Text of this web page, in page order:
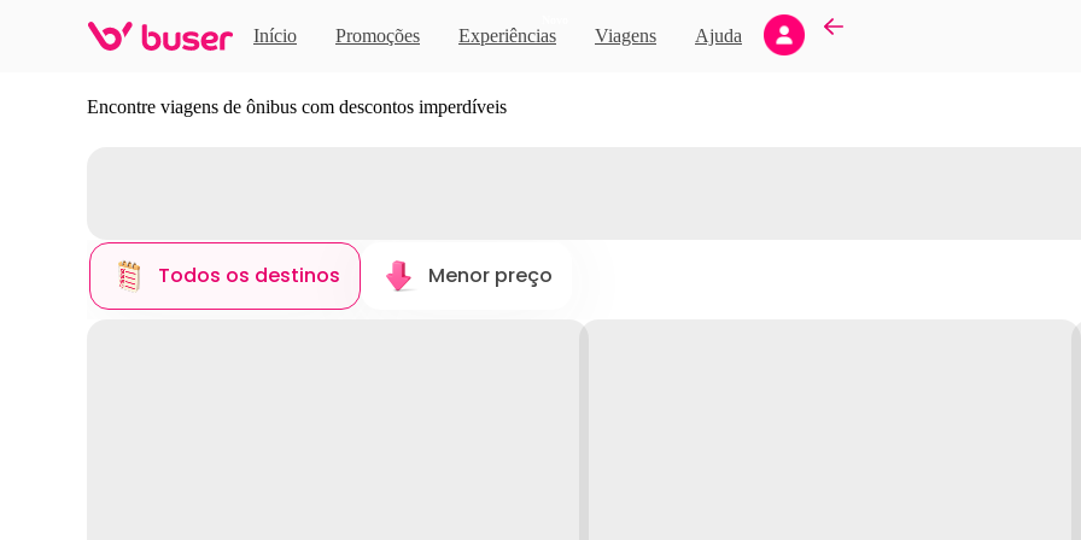
Início Promoções Experiências Viagens Ajuda
Descubra novos destinos
Encontre viagens de ônibus com descontos imperdíveis
Todos os destinos Menor preço